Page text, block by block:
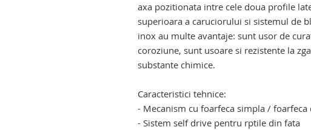
axa pozitionata intre cele doua profile
superioara a caruciorului si sistemul de
inox au multe avantaje: sunt usor de
coroziune, sunt usoare si rezistente la
substante chimice.
Caracteristici tehnice:
- Mecanism cu foarfeca simpla / foarfeca
- Sistem self drive pentru rptile din fata